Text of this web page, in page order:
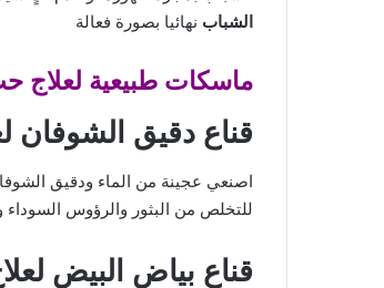
الشباب نهائيا بصورة فعالة
ماسكات طبيعية لعلاج
قناع دقيق الشوفان
للتخلص من البثور والرؤوس
قناع بياض البيض